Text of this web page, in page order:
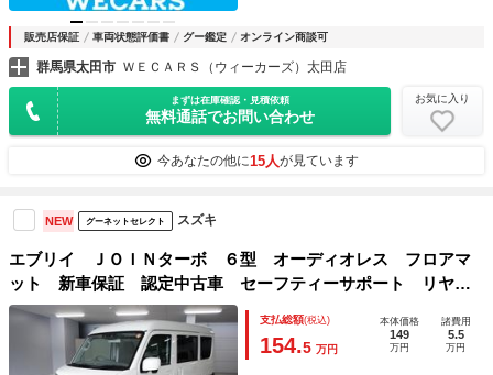
販売店保証 車両状態評価書 グー鑑定 オンライン商談可
群馬県太田市 ＷＥＣＡＲＳ（ウィーカーズ）太田店
まずは在庫確認・見積依頼
無料通話でお問い合わせ
お気に入り
今あなたの他に15人が見ています
NEW グーネットセレクト スズキ
エブリイ ＪＯＩＮターボ ６型 オーディオレス フロアマ
ット 新車保証 認定中古車 セーフティーサポート リヤパ
ーキングセンサー オーディオレス ＵＳＢ電源ソケット 運
転席シートヒーター リヤヒーターダクト オーバーヘッドシ
ェルフ ＬＥＤルームランプ フロアマット
支払総額(税込)
154.5 万円
本体価格
149
万円
諸費用
5.5
万円